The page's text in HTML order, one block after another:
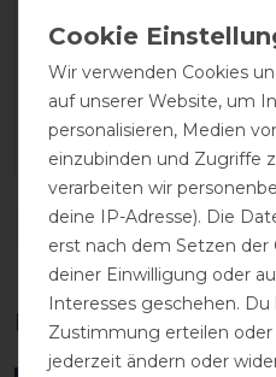
LATEST
10.08.2025
Die Fliegenmasken passen
Versand erfolgte
DETAILS ZUR
Das perfekte
Wir verwenden Cookies
auf unserer Website, um
personalisieren, Medien
einzubinden und Zugriffe
verarbeiten wir
deine IP-Adresse). Die
erst nach dem Setzen der
deiner Einwilligung oder
Interesses geschehen. Du
Zustimmung erteilen oder
jederzeit ändern oder